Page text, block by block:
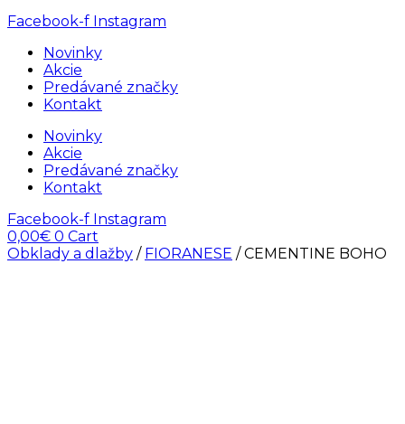
Facebook-f Instagram
Novinky
Akcie
Predávané značky
Kontakt
Novinky
Akcie
Predávané značky
Kontakt
Facebook-f Instagram
0,00€ 0 Cart
Obklady a dlažby / FIORANESE / CEMENTINE BOHO